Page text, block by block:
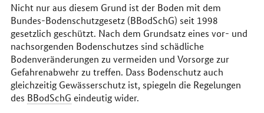
Nicht nur aus diesem Grund ist der Boden mit dem
Bundes-Bodenschutzgesetz (BBodSchG) seit 1998
gesetzlich geschützt. Nach dem Grundsatz eines vor- und
nachsorgenden Bodenschutzes sind schädliche
Bodenveränderungen zu vermeiden und Vorsorge zur
Gefahrenabwehr zu treffen. Dass Bodenschutz auch
gleichzeitig Gewässerschutz ist, spiegeln die Regelungen
des BBodSchG eindeutig wider.